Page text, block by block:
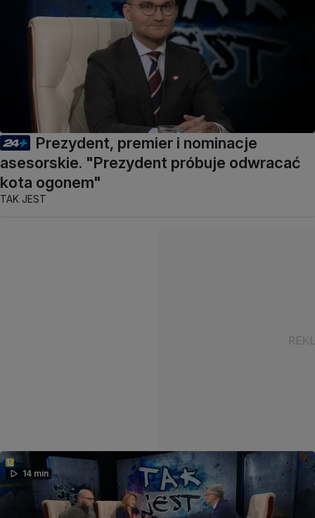
Prezydent, premier i nominacje
asesorskie. "Prezydent próbuje odwracać
kota ogonem"
TAK JEST
14 min